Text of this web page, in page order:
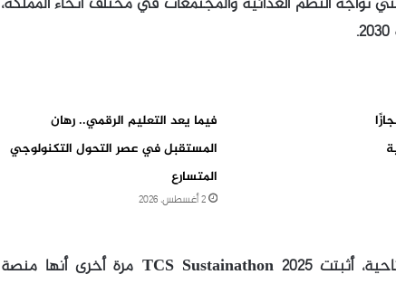
فيما يعد التعليم الرقمي.. رهان
المستقبل في عصر التحول التكنولوجي
المتسارع
2 أغسطس، 2026
وبناءً على النجاح الذي حققته نسختها الافتتاحية، أثبتت TCS Sustainathon 2025 مرة أخرى أنها منصة